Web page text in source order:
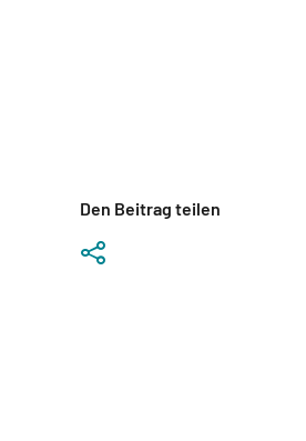
Den Beitrag teilen